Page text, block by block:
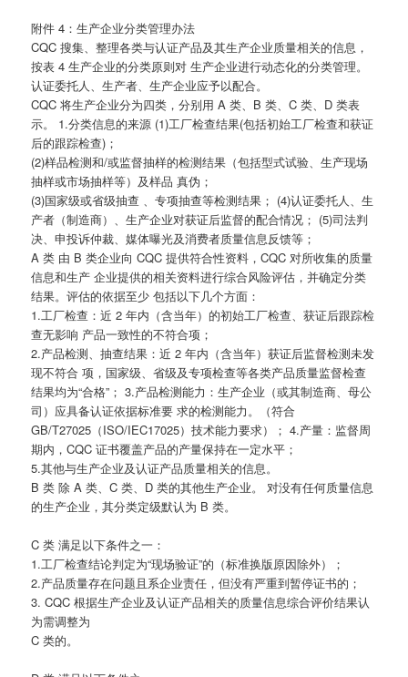
附件 4：生产企业分类管理办法
CQC 搜集、整理各类与认证产品及其生产企业质量相关的信息，
按表 4 生产企业的分类原则对 生产企业进行动态化的分类管理。
认证委托人、生产者、生产企业应予以配合。
CQC 将生产企业分为四类，分别用 A 类、B 类、C 类、D 类表
示。 1.分类信息的来源 (1)工厂检查结果(包括初始工厂检查和获证
后的跟踪检查)；
(2)样品检测和/或监督抽样的检测结果（包括型式试验、生产现场
抽样或市场抽样等）及样品 真伪；
(3)国家级或省级抽查 、专项抽查等检测结果； (4)认证委托人、生
产者（制造商）、生产企业对获证后监督的配合情况； (5)司法判
决、申投诉仲裁、媒体曝光及消费者质量信息反馈等；
A 类 由 B 类企业向 CQC 提供符合性资料，CQC 对所收集的质量
信息和生产 企业提供的相关资料进行综合风险评估，并确定分类
结果。评估的依据至少 包括以下几个方面：
1.工厂检查：近 2 年内（含当年）的初始工厂检查、获证后跟踪检
查无影响 产品一致性的不符合项；
2.产品检测、抽查结果：近 2 年内（含当年）获证后监督检测未发
现不符合 项，国家级、省级及专项检查等各类产品质量监督检查
结果均为“合格”； 3.产品检测能力：生产企业（或其制造商、母公
司）应具备认证依据标准要 求的检测能力。（符合
GB/T27025（ISO/IEC17025）技术能力要求）； 4.产量：监督周
期内，CQC 证书覆盖产品的产量保持在一定水平；
5.其他与生产企业及认证产品质量相关的信息。
B 类 除 A 类、C 类、D 类的其他生产企业。 对没有任何质量信息
的生产企业，其分类定级默认为 B 类。
C 类 满足以下条件之一：
1.工厂检查结论判定为“现场验证”的（标准换版原因除外）；
2.产品质量存在问题且系企业责任，但没有严重到暂停证书的；
3. CQC 根据生产企业及认证产品相关的质量信息综合评价结果认
为需调整为
C 类的。